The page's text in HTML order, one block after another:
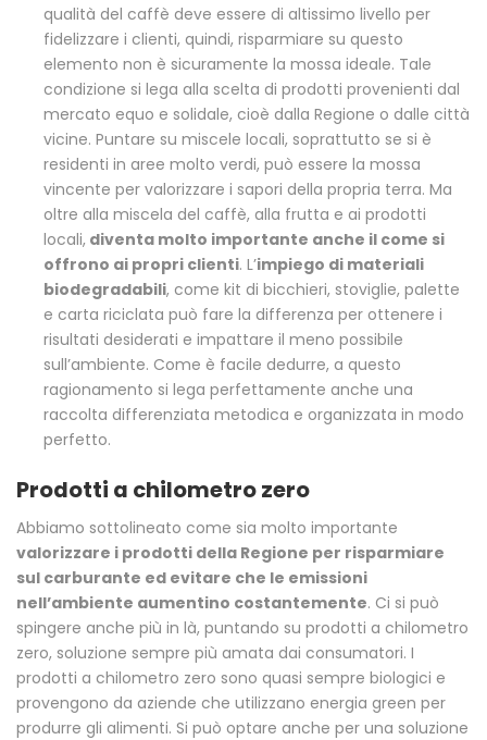
qualità del caffè deve essere di altissimo livello per
fidelizzare i clienti, quindi, risparmiare su questo
elemento non è sicuramente la mossa ideale. Tale
condizione si lega alla scelta di prodotti provenienti dal
mercato equo e solidale, cioè dalla Regione o dalle città
vicine. Puntare su miscele locali, soprattutto se si è
residenti in aree molto verdi, può essere la mossa
vincente per valorizzare i sapori della propria terra. Ma
oltre alla miscela del caffè, alla frutta e ai prodotti
locali, diventa molto importante anche il come si
offrono ai propri clienti. L’impiego di materiali
biodegradabili, come kit di bicchieri, stoviglie, palette
e carta riciclata può fare la differenza per ottenere i
risultati desiderati e impattare il meno possibile
sull’ambiente. Come è facile dedurre, a questo
ragionamento si lega perfettamente anche una
raccolta differenziata metodica e organizzata in modo
perfetto.
Prodotti a chilometro zero
Abbiamo sottolineato come sia molto importante
valorizzare i prodotti della Regione per risparmiare
sul carburante ed evitare che le emissioni
nell’ambiente aumentino costantemente. Ci si può
spingere anche più in là, puntando su prodotti a chilometro
zero, soluzione sempre più amata dai consumatori. I
prodotti a chilometro zero sono quasi sempre biologici e
provengono da aziende che utilizzano energia green per
produrre gli alimenti. Si può optare anche per una soluzione